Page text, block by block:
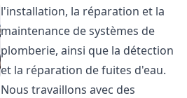
l'installation, la réparation et la
maintenance de systèmes de
plomberie, ainsi que la détection
et la réparation de fuites d'eau.
Nous travaillons avec des